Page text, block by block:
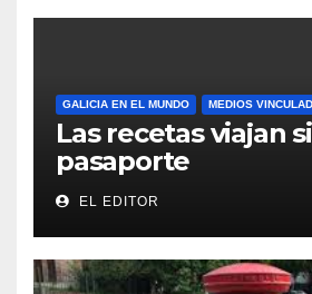
GALICIA EN EL MUNDO MEDIOS
Las recetas viajan
pasaporte
EL EDITOR